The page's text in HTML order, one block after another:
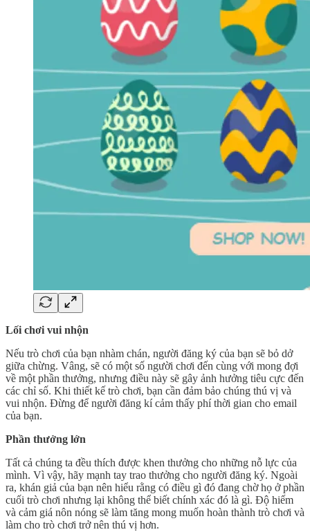
Lối chơi vui nhộn
Nếu trò chơi của bạn nhàm chán, người đăng ký của bạn sẽ bỏ dở
giữa chừng. Vâng, sẽ có một số người chơi đến cùng với mong đợi
về một phần thưởng, nhưng điều này sẽ gây ảnh hưởng tiêu cực đến
các chỉ số. Khi thiết kế trò chơi, bạn cần đảm bảo chúng thú vị và
vui nhộn. Đừng để người đăng kí cảm thấy phí thời gian cho email
của bạn.
Phần thưởng lớn
Tất cả chúng ta đều thích được khen thưởng cho những nỗ lực của
mình. Vì vậy, hãy mạnh tay trao thưởng cho người đăng ký. Ngoài
ra, khán giả của bạn nên hiểu rằng có điều gì đó đang chờ họ ở phần
cuối trò chơi nhưng lại không thể biết chính xác đó là gì. Độ hiếm
và cảm giá nôn nóng sẽ làm tăng mong muốn hoàn thành trò chơi và
làm cho trò chơi trở nên thú vị hơn.